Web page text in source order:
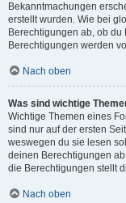
Bekanntmachungen
erstellt wurden. Wie bei
Berechtigungen ab, ob
Berechtigungen werden
Nach oben
Was sind wichtige
Wichtige Themen eines
sind nur auf der ersten
weswegen du sie lesen
deinen Berechtigungen
die Berechtigungen stellt
Nach oben